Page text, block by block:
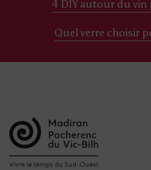
4 DIY autour du vin
Quel verre choisir